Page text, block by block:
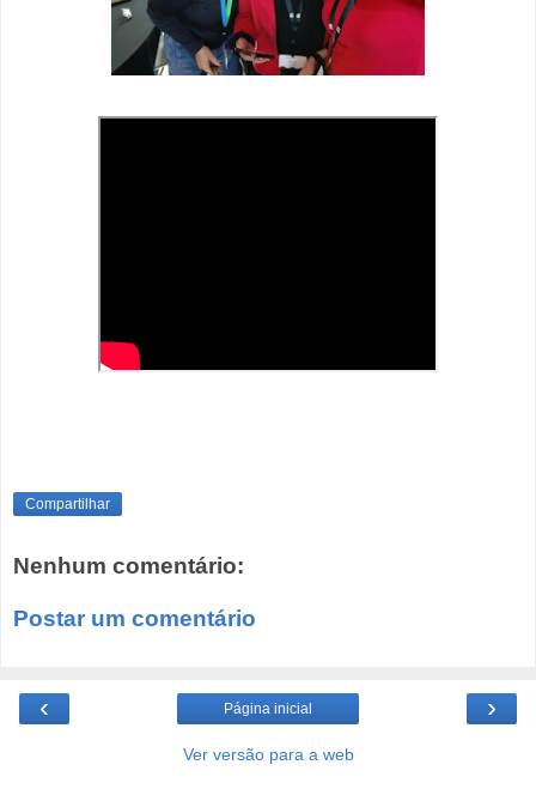
Compartilhar
Nenhum comentário:
Postar um comentário
‹ ›
Página inicial
Ver versão para a web